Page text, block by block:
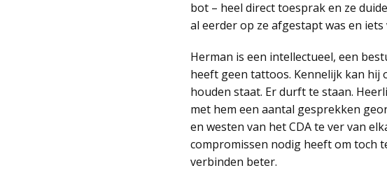
bot – heel direct toesprak en ze
al eerder op ze afgestapt was en
Herman is een intellectueel, een
heeft geen tattoos. Kennelijk kan hij
houden staat. Er durft te staan.
met hem een aantal gesprekken
en westen van het CDA te ver van
compromissen nodig heeft om toch
verbinden beter.